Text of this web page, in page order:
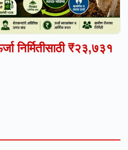
निर्मितीसाठी ₹२३,७३१